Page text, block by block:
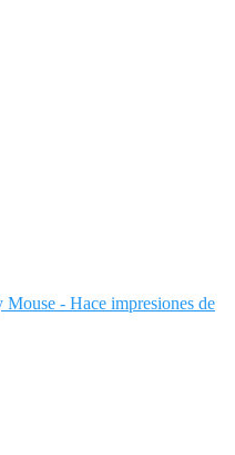
Mouse - Hace impresiones de